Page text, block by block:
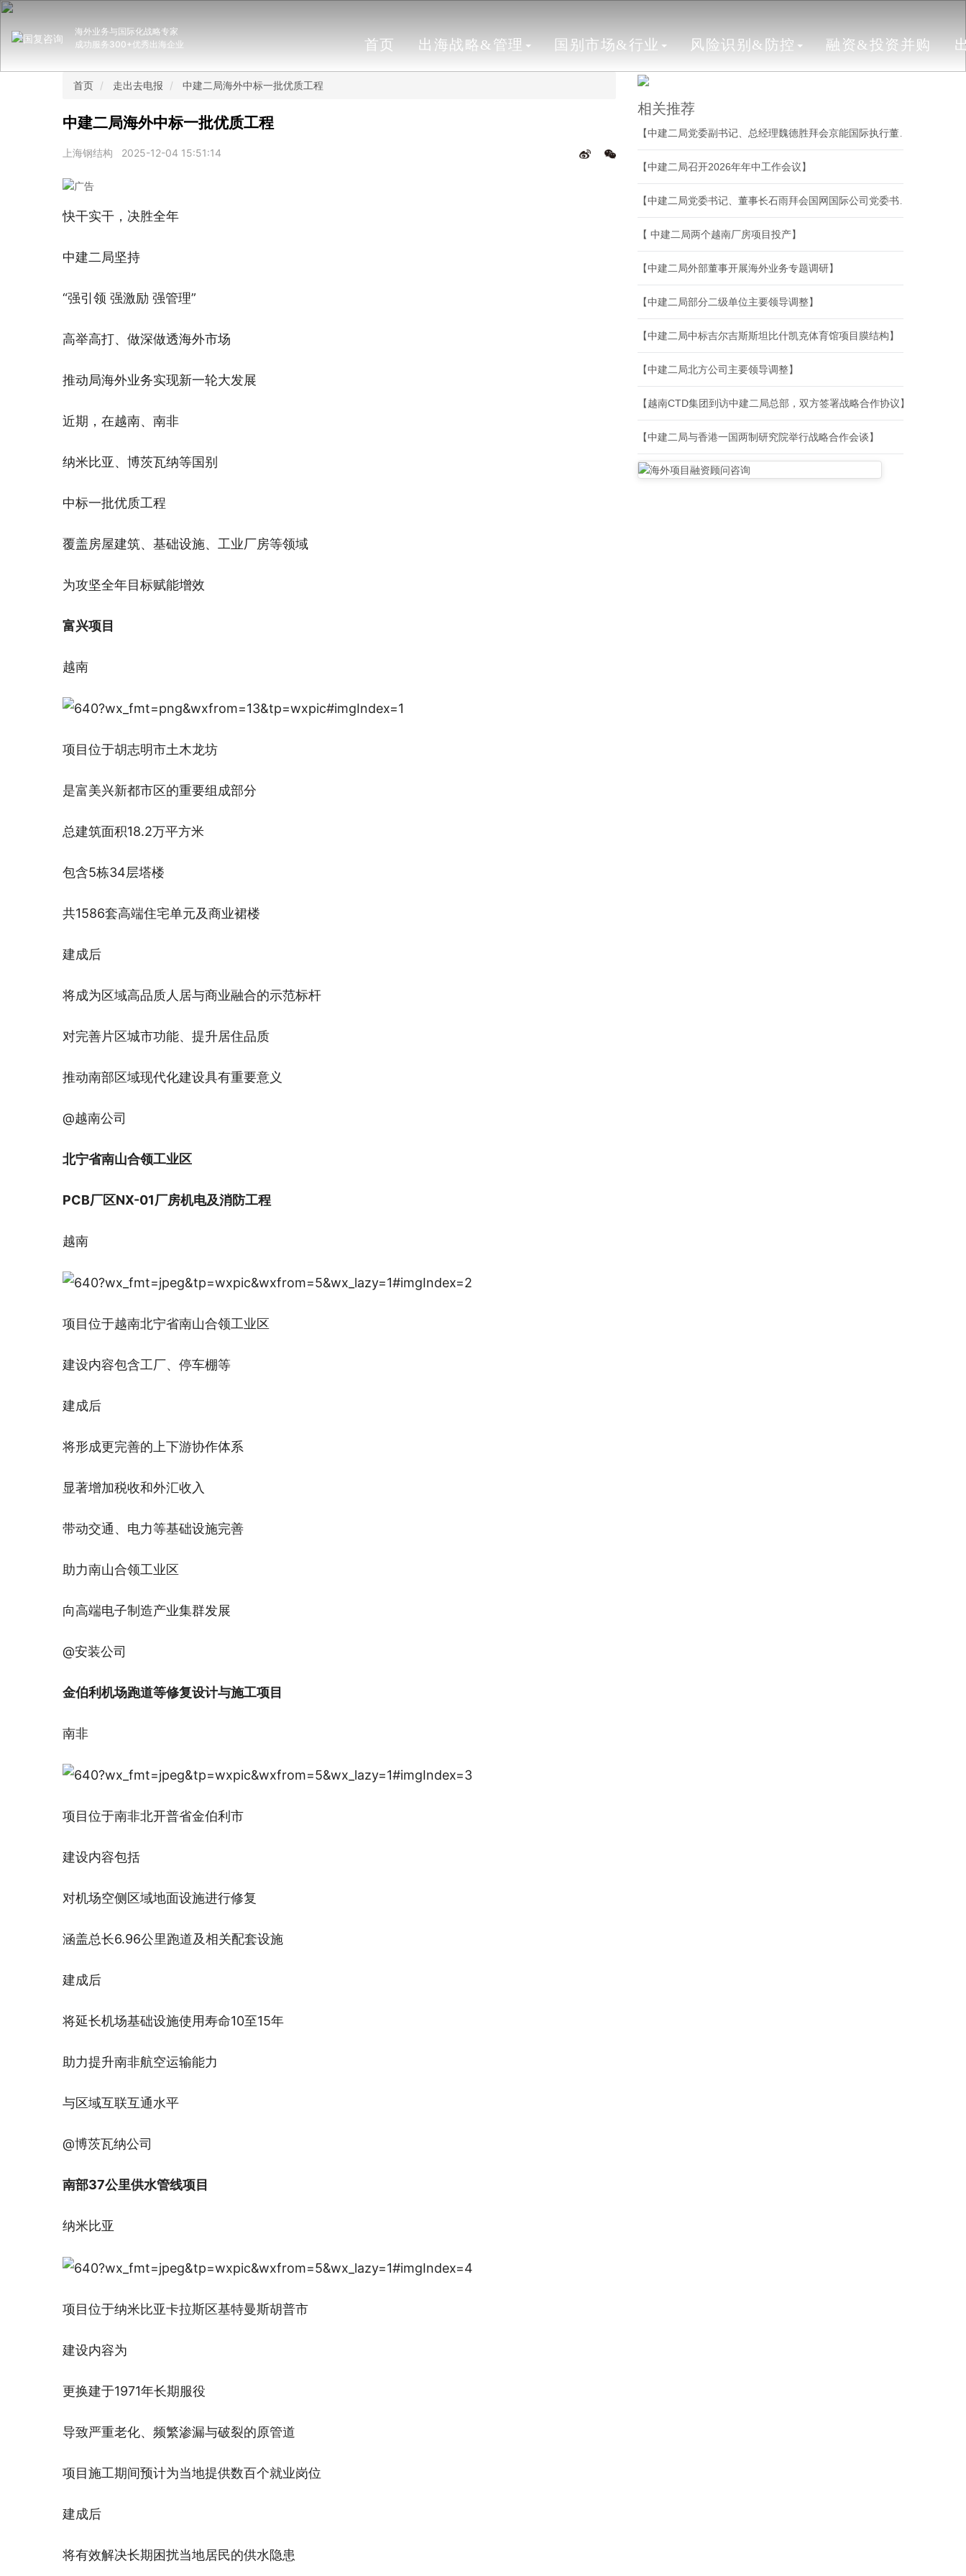
海外业务与国际化战略专家
成功服务300+优秀出海企业
首页 出海战略&管理 国别市场&行业 风险识别&防控 融资&投资并购
首页 走出去电报 中建二局海外中标一批优质工程
中建二局海外中标一批优质工程
上海钢结构 2025-12-04 15:51:14
快干实干，决胜全年
中建二局坚持
“强引领 强激励 强管理”
高举高打、做深做透海外市场
推动局海外业务实现新一轮大发展
近期，在越南、南非
纳米比亚、博茨瓦纳等国别
中标一批优质工程
覆盖房屋建筑、基础设施、工业厂房等领域
为攻坚全年目标赋能增效
富兴项目
越南
项目位于胡志明市土木龙坊
是富美兴新都市区的重要组成部分
总建筑面积18.2万平方米
包含5栋34层塔楼
共1586套高端住宅单元及商业裙楼
建成后
将成为区域高品质人居与商业融合的示范标杆
对完善片区城市功能、提升居住品质
推动南部区域现代化建设具有重要意义
@越南公司
北宁省南山合领工业区
PCB厂区NX-01厂房机电及消防工程
越南
项目位于越南北宁省南山合领工业区
建设内容包含工厂、停车棚等
建成后
将形成更完善的上下游协作体系
显著增加税收和外汇收入
带动交通、电力等基础设施完善
助力南山合领工业区
向高端电子制造产业集群发展
@安装公司
金伯利机场跑道等修复设计与施工项目
南非
项目位于南非北开普省金伯利市
建设内容包括
对机场空侧区域地面设施进行修复
涵盖总长6.96公里跑道及相关配套设施
建成后
将延长机场基础设施使用寿命10至15年
助力提升南非航空运输能力
与区域互联互通水平
@博茨瓦纳公司
南部37公里供水管线项目
纳米比亚
项目位于纳米比亚卡拉斯区基特曼斯胡普市
建设内容为
更换建于1971年长期服役
导致严重老化、频繁渗漏与破裂的原管道
项目施工期间预计为当地提供数百个就业岗位
建成后
将有效解决长期困扰当地居民的供水隐患
相关推荐
【中建二局召开2026年年中工作会议】
【 中建二局两个越南厂房项目投产】
【中建二局外部董事开展海外业务专题调研】
【中建二局部分二级单位主要领导调整】
【中建二局中标吉尔吉斯斯坦比什凯克体育馆项目膜结构】
【中建二局北方公司主要领导调整】
【越南CTD集团到访中建二局总部，双方签署战略合作协议】
【中建二局与香港一国两制研究院举行战略合作会谈】